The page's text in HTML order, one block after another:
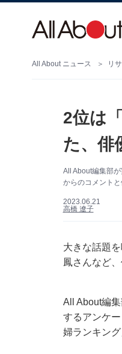
All About ニュース リ
2位は
た、俳
All About編集部
からのコメント
2023.06.21
高橋 遼子
大きな話題
鳳さんなど
All About編
するアンケ
婦ランキング